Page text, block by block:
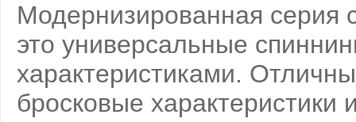
Модернизированная серия
это универсальные
характеристиками.
бросковые характеристики